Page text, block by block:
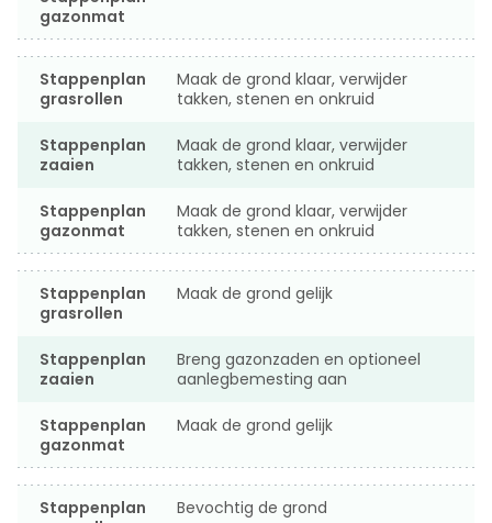
gazonmat
Stappenplan
grasrollen
Maak de grond klaar, verwijder
takken, stenen en onkruid
Stappenplan
zaaien
Maak de grond klaar, verwijder
takken, stenen en onkruid
Stappenplan
gazonmat
Maak de grond klaar, verwijder
takken, stenen en onkruid
Stappenplan
grasrollen
Maak de grond gelijk
Stappenplan
zaaien
Breng gazonzaden en optioneel
aanlegbemesting aan
Stappenplan
gazonmat
Maak de grond gelijk
Stappenplan
Bevochtig de grond